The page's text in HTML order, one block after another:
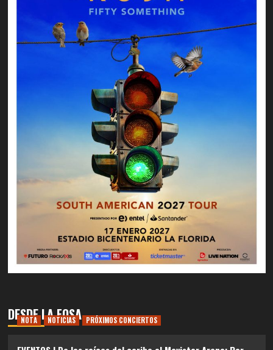
DESDE LA FOSA
NOTA NOTICIAS PRÓXIMOS CONCIERTOS